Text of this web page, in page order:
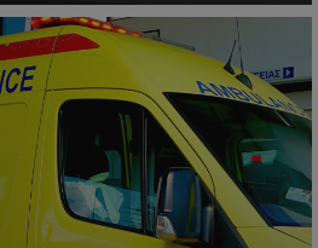
cookies επιτρέπουν
του ιστότοπου, όπως τη
τη διαχείριση λογαριασμού.
να χρησιμοποιηθεί σωστά
απαραίτητα cookies.
Προμηθευτής
.lifenewscy.tothemaonline.com